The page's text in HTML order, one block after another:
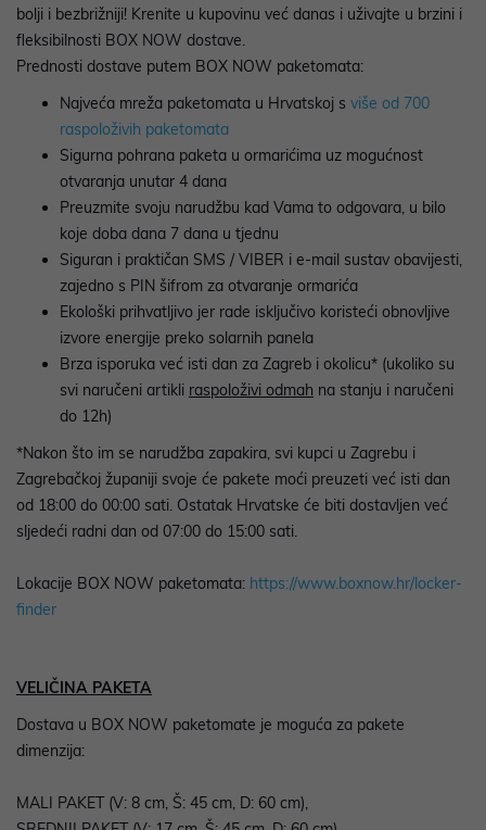
bolji i bezbrižniji! Krenite u kupovinu već danas i uživajte u brzini i
fleksibilnosti BOX NOW dostave.
Prednosti dostave putem BOX NOW paketomata:
Najveća mreža paketomata u Hrvatskoj s više od 700
raspoloživih paketomata
Sigurna pohrana paketa u ormarićima uz mogućnost
otvaranja unutar 4 dana
Preuzmite svoju narudžbu kad Vama to odgovara, u bilo
koje doba dana 7 dana u tjednu
Siguran i praktičan SMS / VIBER i e-mail sustav obavijesti,
zajedno s PIN šifrom za otvaranje ormarića
Ekološki prihvatljivo jer rade isključivo koristeći obnovljive
izvore energije preko solarnih panela
Brza isporuka već isti dan za Zagreb i okolicu* (ukoliko su
svi naručeni artikli raspoloživi odmah na stanju i naručeni
do 12h)
*Nakon što im se narudžba zapakira, svi kupci u Zagrebu i
Zagrebačkoj županiji svoje će pakete moći preuzeti već isti dan
od 18:00 do 00:00 sati. Ostatak Hrvatske će biti dostavljen već
sljedeći radni dan od 07:00 do 15:00 sati.
Lokacije BOX NOW paketomata: https://www.boxnow.hr/locker-
finder
VELIČINA PAKETA
Dostava u BOX NOW paketomate je moguća za pakete
dimenzija:
MALI PAKET (V: 8 cm, Š: 45 cm, D: 60 cm),